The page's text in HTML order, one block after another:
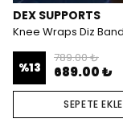
DEX SUPPORTS
%13
789.00 ₺
689.00 ₺
SEPETE EKLE